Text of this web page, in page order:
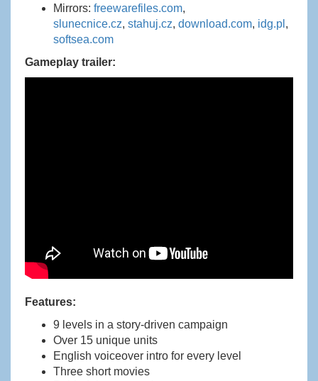
Mirrors: freewarefiles.com,
slunecnice.cz, stahuj.cz, download.com, idg.pl ,
softsea.com
Gameplay trailer:
Features:
9 levels in a story-driven campaign
Over 15 unique units
English voiceover intro for every level
Three short movies